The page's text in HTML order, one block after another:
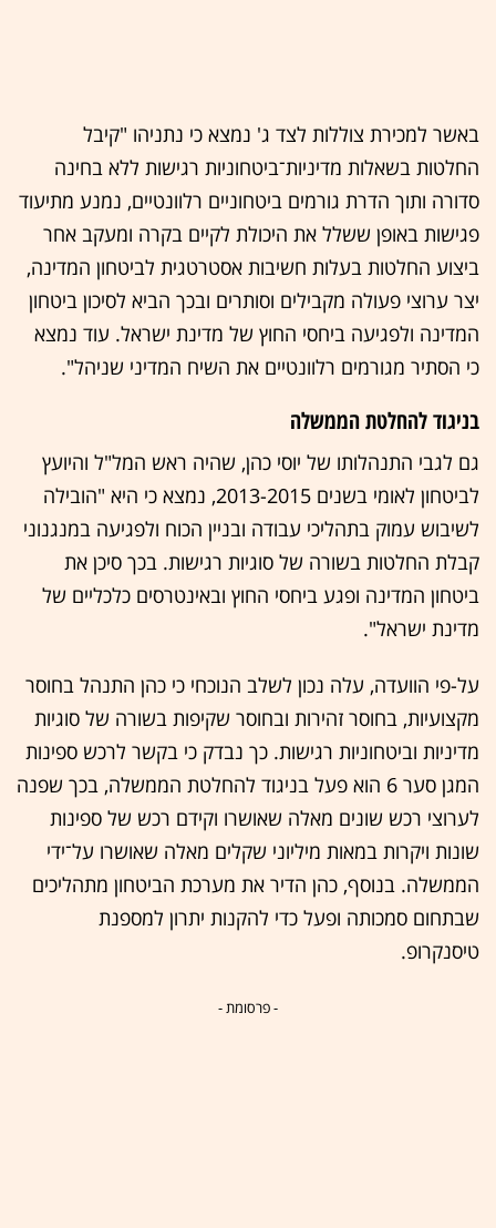
באשר למכירת צוללות לצד ג' נמצא כי נתניהו "קיבל
החלטות בשאלות מדיניות־ביטחוניות רגישות ללא בחינה
סדורה ותוך הדרת גורמים ביטחוניים רלוונטיים, נמנע מתיעוד
פגישות באופן ששלל את היכולת לקיים בקרה ומעקב אחר
ביצוע החלטות בעלות חשיבות אסטרטגית לביטחון המדינה,
יצר ערוצי פעולה מקבילים וסותרים ובכך הביא לסיכון ביטחון
המדינה ולפגיעה ביחסי החוץ של מדינת ישראל. עוד נמצא
כי הסתיר מגורמים רלוונטיים את השיח המדיני שניהל".
בניגוד להחלטת הממשלה
גם לגבי התנהלותו של יוסי כהן, שהיה ראש המל"ל והיועץ
לביטחון לאומי בשנים 2013-2015, נמצא כי היא "הובילה
לשיבוש עמוק בתהליכי עבודה ובניין הכוח ולפגיעה במנגנוני
קבלת החלטות בשורה של סוגיות רגישות. בכך סיכן את
ביטחון המדינה ופגע ביחסי החוץ ובאינטרסים כלכליים של
מדינת ישראל".
על-פי הוועדה, עלה נכון לשלב הנוכחי כי כהן התנהל בחוסר
מקצועיות, בחוסר זהירות ובחוסר שקיפות בשורה של סוגיות
מדיניות וביטחוניות רגישות. כך נבדק כי בקשר לרכש ספינות
המגן סער 6 הוא פעל בניגוד להחלטת הממשלה, בכך שפנה
לערוצי רכש שונים מאלה שאושרו וקידם רכש של ספינות
שונות ויקרות במאות מיליוני שקלים מאלה שאושרו על־ידי
הממשלה. בנוסף, כהן הדיר את מערכת הביטחון מתהליכים
שבתחום סמכותה ופעל כדי להקנות יתרון למספנת
טיסנקרופ.
- פרסומת -